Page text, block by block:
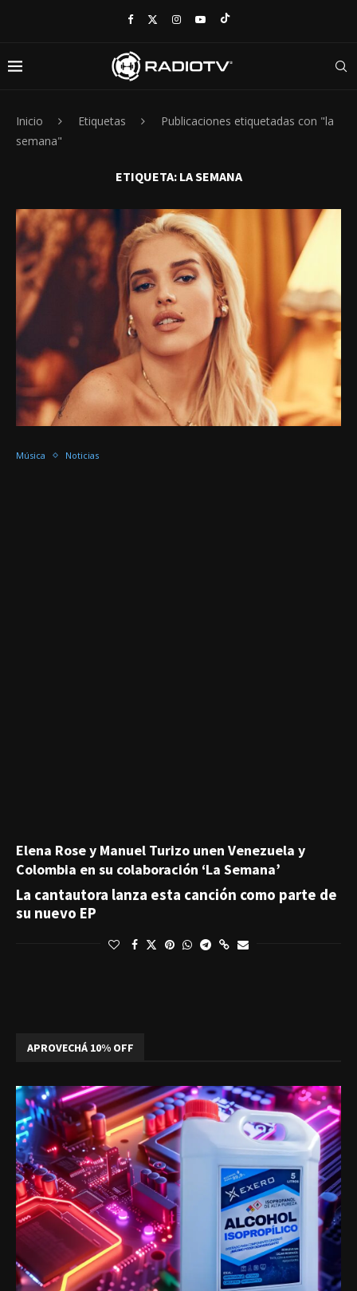
Inicio Etiquetas
Publicaciones etiquetadas con "la
semana"
ETIQUETA: LA SEMANA
Música Noticias
Elena Rose y Manuel Turizo unen Venezuela y
Colombia en su colaboración ‘La Semana’
La cantautora lanza esta canción como parte de
su nuevo EP
APROVECHÁ 10% OFF